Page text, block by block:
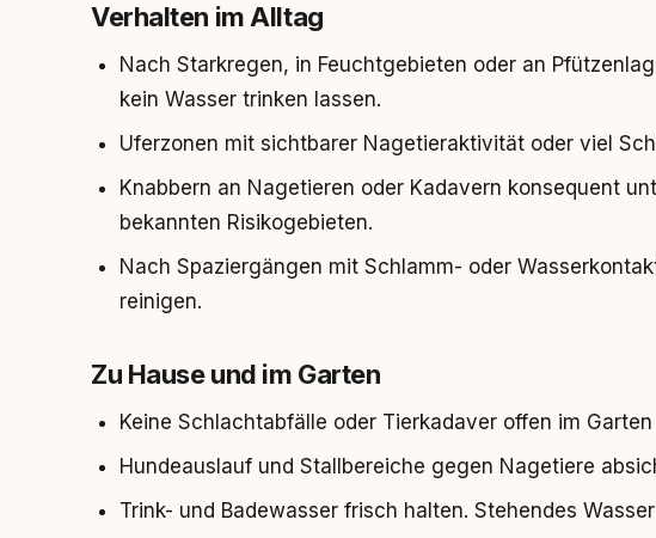
Verhalten im Alltag
Nach Starkregen, in Feuchtgebieten oder an
kein Wasser trinken lassen.
Uferzonen mit sichtbarer Nagetieraktivität oder viel
Knabbern an Nagetieren oder Kadavern konsequent
bekannten Risikogebieten.
Nach Spaziergängen mit Schlamm- oder
reinigen.
Zu Hause und im Garten
Keine Schlachtabfälle oder Tierkadaver offen im
Hundeauslauf und Stallbereiche gegen Nagetiere
Trink- und Badewasser frisch halten. Stehendes